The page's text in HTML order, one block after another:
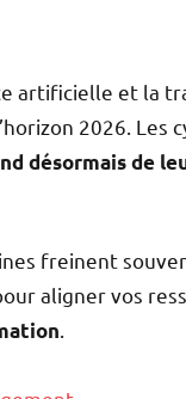
artificielle et la
2026. Les
désormais de
freinent
aligner vos